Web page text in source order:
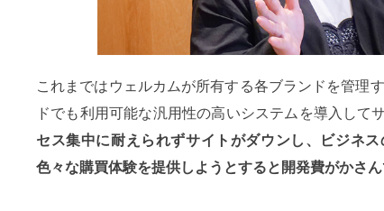
これまではウェルカムが所有する各ブランドを管理
ドでも利用可能な汎用性の高いシステムを導入して
セス集中に耐えられずサイトがダウンし、ビジネ
色々な購買体験を提供しようとすると開発費がかさ